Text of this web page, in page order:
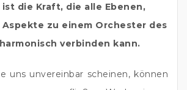
ist die Kraft, die alle Ebenen,
zu einem Orchester des
verbinden kann.
uns unvereinbar scheinen, können